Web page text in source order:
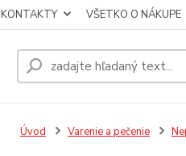
KONTAKTY VŠETKO O NÁKUPE
Úvod Varenie a pečenie